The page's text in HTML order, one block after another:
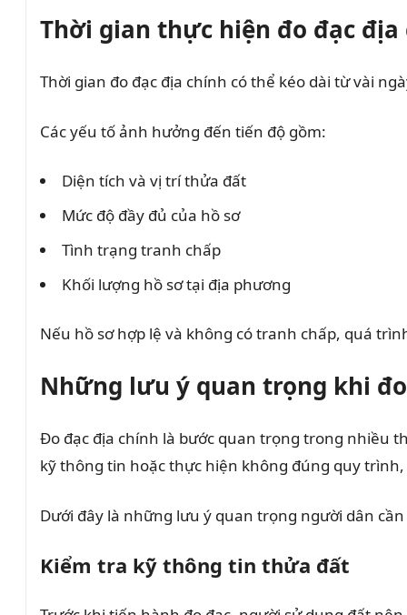
Thời gian thực hiện đo đạc địa
Thời gian đo đạc địa chính có thể kéo dài từ vài
Các yếu tố ảnh hưởng đến tiến độ gồm:
Diện tích và vị trí thửa đất
Mức độ đầy đủ của hồ sơ
Tình trạng tranh chấp
Khối lượng hồ sơ tại địa phương
Nếu hồ sơ hợp lệ và không có tranh chấp, quá
Những lưu ý quan trọng khi
Đo đạc địa chính là bước quan trọng trong nhiều
kỹ thông tin hoặc thực hiện không đúng quy
Dưới đây là những lưu ý quan trọng người dân
Kiểm tra kỹ thông tin thửa đất